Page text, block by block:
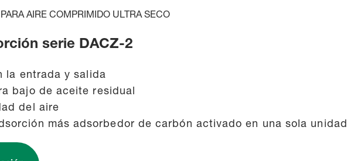
AIRE COMPRIMIDO ULTRA SECO
serie DACZ-2
la entrada y salida
bajo de aceite residual
del aire
más adsorbedor de carbón activado en una sola unidad